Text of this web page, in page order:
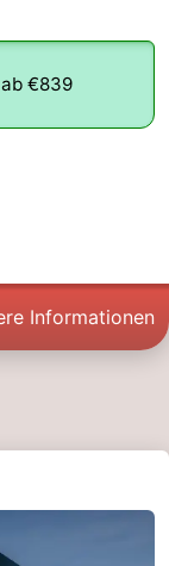
ab €839
Informationen